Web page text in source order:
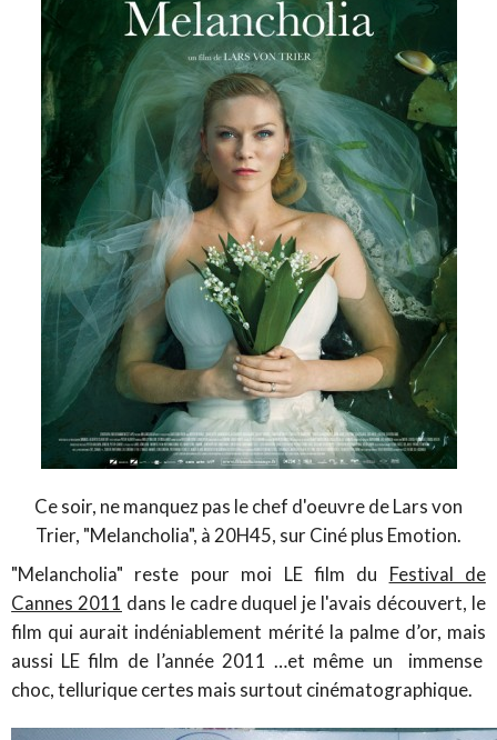
Ce soir, ne manquez pas le chef d'oeuvre de Lars von
Trier, "Melancholia", à 20H45, sur Ciné plus Emotion.
"Melancholia" reste pour moi LE film du Festival de
Cannes 2011 dans le cadre duquel je l'avais découvert, le
film qui aurait indéniablement mérité la palme d’or, mais
aussi LE film de l’année 2011 …et même un immense
choc, tellurique certes mais surtout cinématographique.